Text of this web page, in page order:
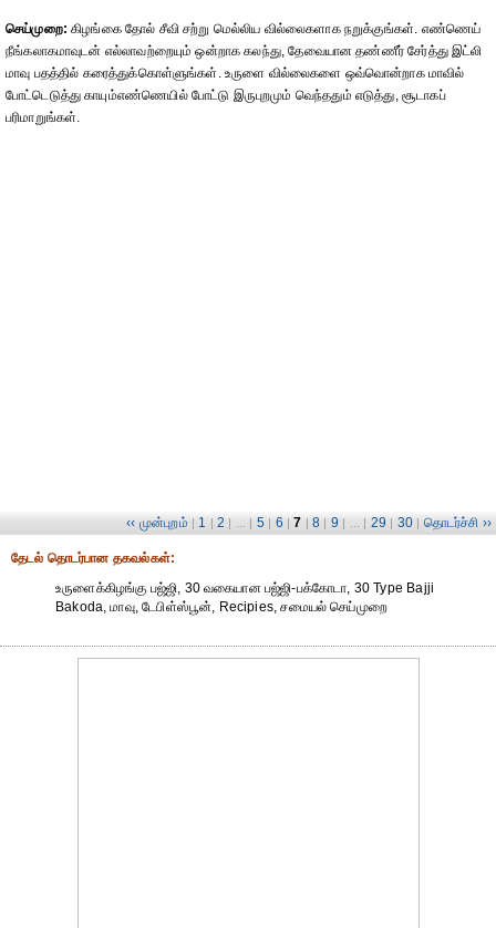
செய்முறை: கிழங்கை தோல் சீவி சற்று மெல்லிய வில்லைகளாக நறுக்குங்கள். எண்ணெய்
நீங்கலாகமாவுடன் எல்லாவற்றையும் ஒன்றாக கலந்து, தேவையான தண்ணீர் சேர்த்து இட்லி
மாவு பதத்தில் கரைத்துக்கொள்ளுங்கள். உருளை வில்லைகளை ஒவ்வொன்றாக மாவில்
போட்டெடுத்து காயும்எண்ணெயில் போட்டு இருபுறமும் வெந்ததும் எடுத்து, சூடாகப்
பரிமாறுங்கள்.
‹‹ முன்புறம் | 1 | 2 | ... | 5 | 6 | 7 | 8 | 9 | ... | 29 | 30 | தொடர்ச்சி ››
தேட‌ல் தொட‌ர்பான தகவ‌ல்க‌ள்:
உருளைக்கிழங்கு பஜ்ஜி, 30 வகையான பஜ்ஜி-பக்கோடா, 30 Type Bajji
Bakoda, மாவு, டேபிள்ஸ்பூன், Recipies, சமையல் செய்முறை